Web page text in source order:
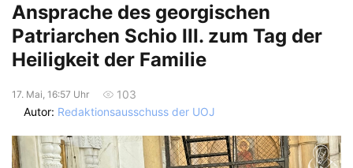
Ansprache des georgischen
Patriarchen Schio III. zum Tag der
Heiligkeit der Familie
17. Mai, 16:57 Uhr
103
Autor: Redaktionsausschuss der UOJ